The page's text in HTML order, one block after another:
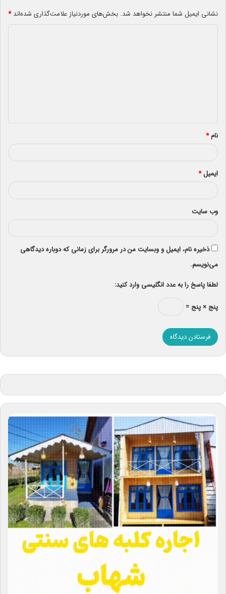
نشانی ایمیل شما منتشر نخواهد شد. بخش‌های موردنیاز علامت‌گذاری شده‌اند*
*
نام*
ایمیل*
وب‌ سایت
ذخیره نام، ایمیل و وبسایت من در مرورگر برای زمانی که دوباره دیدگاهی
می‌نویسم.
لطفا پاسخ را به عدد انگلیسی وارد کنید:
پنج × پنج =